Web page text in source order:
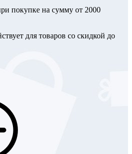
покупке на сумму от 2000
для товаров со скидкой до